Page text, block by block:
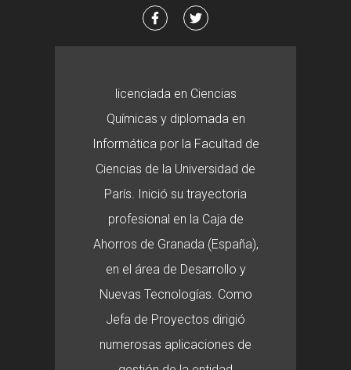
licenciada en Ciencias
Químicas y diplomada en
Informática por la Facultad de
Ciencias de la Universidad de
París. Inició su trayectoria
profesional en la Caja de
Ahorros de Granada (España),
en el área de Desarrollo y
Nuevas Tecnologías. Como
Jefa de Proyectos dirigió
numerosas aplicaciones de